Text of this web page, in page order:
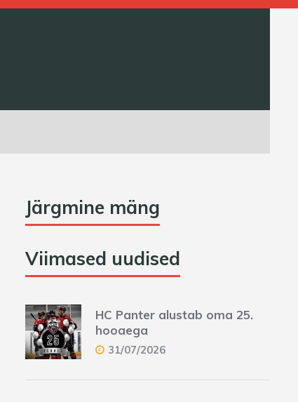
Järgmine mäng
Viimased uudised
HC Panter alustab oma 25.
hooaega
31/07/2026